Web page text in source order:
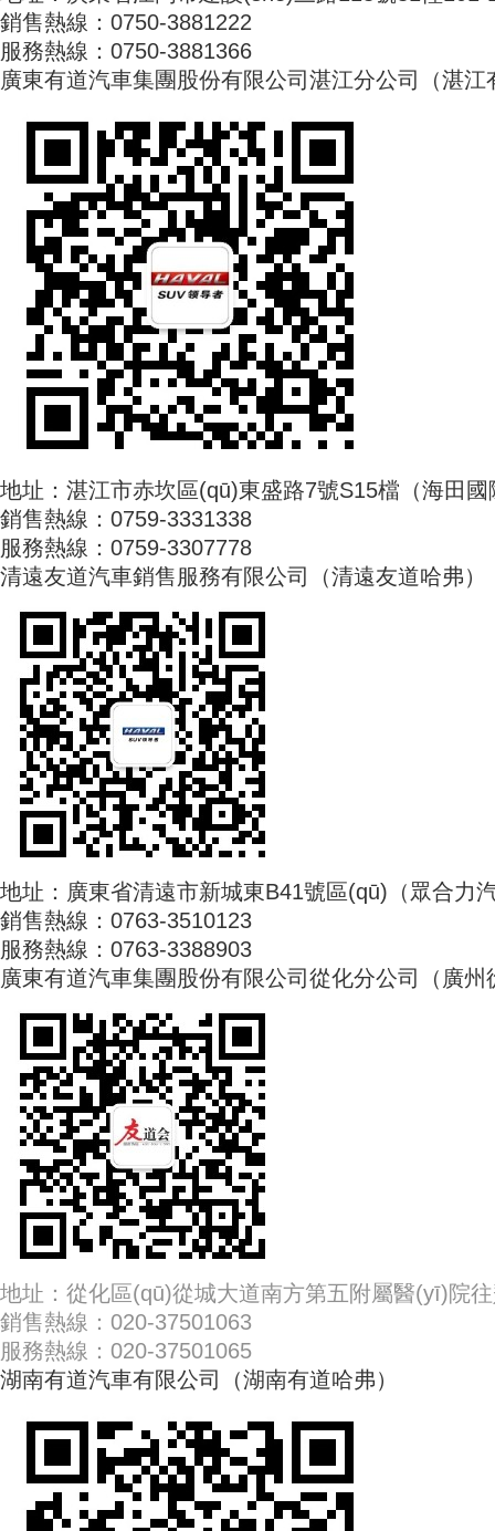
銷售熱線：0750-3881222
服務熱線：0750-3881366
廣東有道汽車集團股份有限公司湛江分公司（湛江
地址：湛江市赤坎區(qū)東盛路7號S15檔（海田國
銷售熱線：0759-3331338
服務熱線：0759-3307778
清遠友道汽車銷售服務有限公司（清遠友道哈弗）
地址：廣東省清遠市新城東B41號區(qū)（眾合力
銷售熱線：0763-3510123
服務熱線：0763-3388903
廣東有道汽車集團股份有限公司從化分公司（廣州
地址：從化區(qū)從城大道南方第五附屬醫(yī)院
銷售熱線：020-37501063
服務熱線：020-37501065
湖南有道汽車有限公司（湖南有道哈弗）